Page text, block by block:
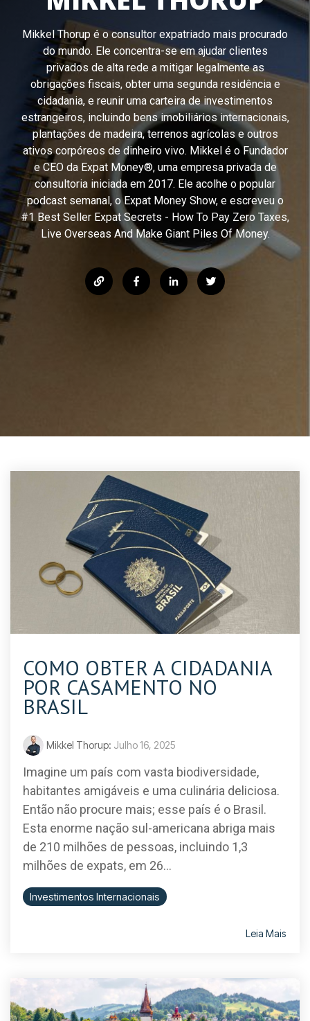
Mikkel Thorup é o consultor expatriado mais procurado
do mundo. Ele concentra-se em ajudar clientes
privados de alta rede a mitigar legalmente as
obrigações fiscais, obter uma segunda residência e
cidadania, e reunir uma carteira de investimentos
estrangeiros, incluindo bens imobiliários internacionais,
plantações de madeira, terrenos agrícolas e outros
ativos corpóreos de dinheiro vivo. Mikkel é o Fundador
e CEO da Expat Money®, uma empresa privada de
consultoria iniciada em 2017. Ele acolhe o popular
podcast semanal, o Expat Money Show, e escreveu o
#1 Best Seller Expat Secrets - How To Pay Zero Taxes,
Live Overseas And Make Giant Piles Of Money.
COMO OBTER A CIDADANIA
POR CASAMENTO NO
BRASIL
Mikkel Thorup: Julho 16, 2025
Imagine um país com vasta biodiversidade,
habitantes amigáveis e uma culinária deliciosa.
Então não procure mais; esse país é o Brasil.
Esta enorme nação sul-americana abriga mais
de 210 milhões de pessoas, incluindo 1,3
milhões de expats, em 26...
Investimentos Internacionais
Leia Mais